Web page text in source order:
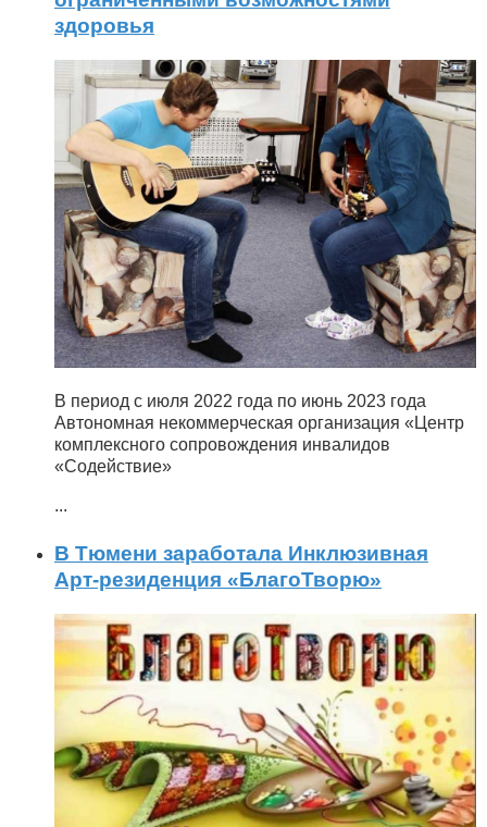
здоровья
В период с июля 2022 года по июнь 2023 года
Автономная некоммерческая организация «Центр
комплексного сопровождения инвалидов
«Содействие»
...
В Тюмени заработала Инклюзивная
Арт-резиденция «БлагоТворю»